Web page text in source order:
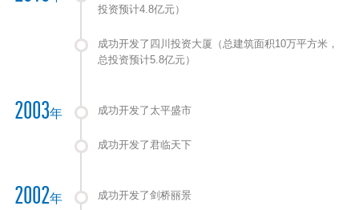
投资预计4.8亿元）
成功开发了四川投资大厦（总建筑面积10万平方米，
总投资预计5.8亿元）
2003年 成功开发了太平盛市
成功开发了君临天下
2002年 成功开发了剑桥丽景